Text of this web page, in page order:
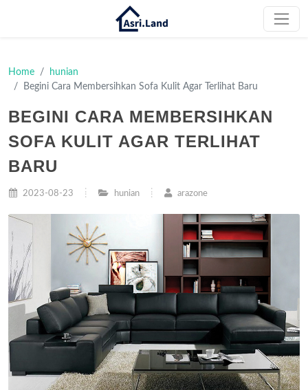
Home
hunian
Begini Cara Membersihkan Sofa Kulit Agar Terlihat Baru
BEGINI CARA MEMBERSIHKAN
SOFA KULIT AGAR TERLIHAT
BARU
2023-08-23 hunian arazone